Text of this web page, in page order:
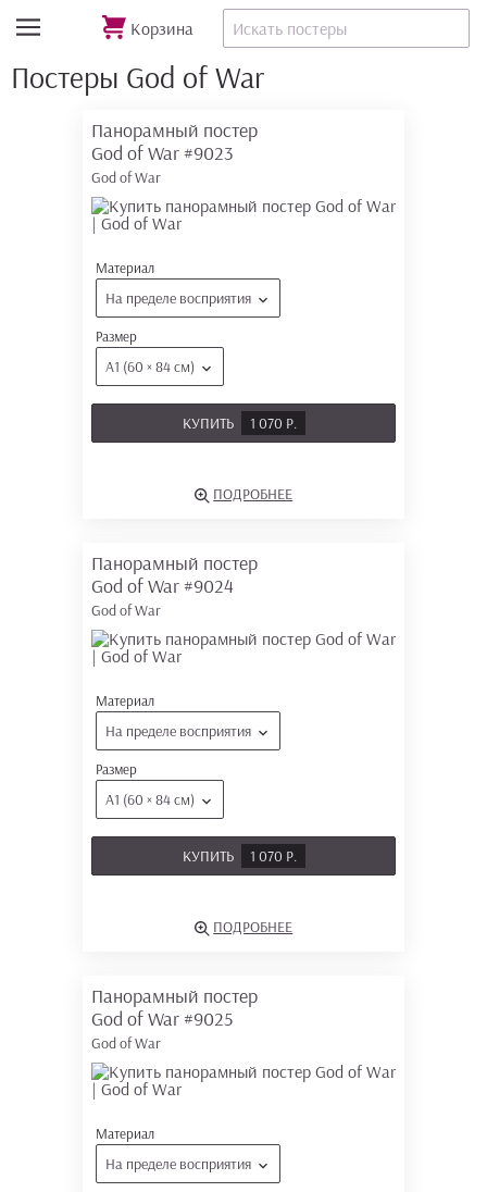
Корзина
Постеры God of War
Панорамный постер
God of War #9023
God of War
Материал
На пределе восприятия
Размер
А1 (60 × 84 см)
КУПИТЬ 1 070 Р.
ПОДРОБНЕЕ
Панорамный постер
God of War #9024
God of War
Материал
На пределе восприятия
Размер
А1 (60 × 84 см)
КУПИТЬ 1 070 Р.
ПОДРОБНЕЕ
Панорамный постер
God of War #9025
God of War
Материал
На пределе восприятия